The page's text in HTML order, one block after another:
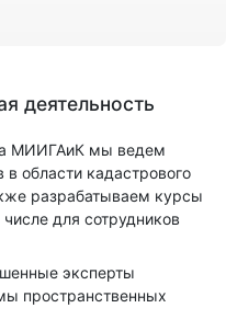
деятельность
МИИГАиК мы ведем
области кадастрового
разрабатываем курсы
для сотрудников
эксперты
пространственных